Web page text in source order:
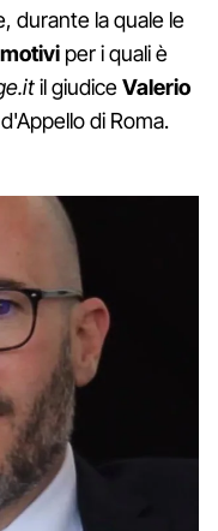
durante la quale le
motivi per i quali è
il giudiceValerio
di Roma.